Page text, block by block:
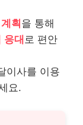
획 을 통해
응대 로 편안
이사를 이용
요.